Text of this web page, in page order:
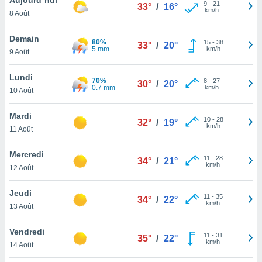
et
»,
au
vous
qu'ils
ou
le
ainsi
un
la
du
8 Août
33° / 16° 9- 21
km/h
Demain
9 Août
80%
5 mm
33° / 20° 15- 38
km/h
Lundi
10 Août
70%
0.7 mm
30° / 20° 8- 27
km/h
Mardi
11 Août
32° / 19° 10- 28
km/h
Mercredi
12 Août
34° / 21° 11 - 28
km/h
Jeudi
13 Août
34° / 22° 11 - 35
km/h
Vendredi
14 Août
35° / 22° 11 - 31
km/h